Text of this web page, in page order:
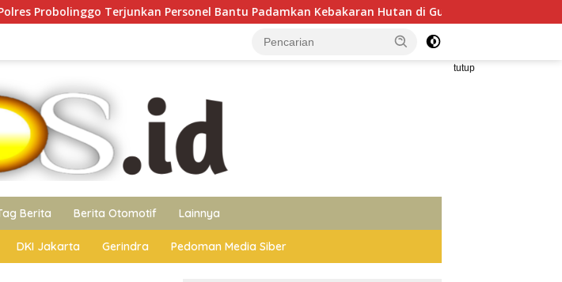
Personel Bantu Padamkan Kebakaran Hutan di Gunung Bromo Wakapolri Dorong
tutup
Berita Berita Otomotif Lainnya
DKI Jakarta Gerindra Pedoman Media Siber